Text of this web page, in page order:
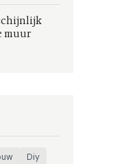
muur
Diy